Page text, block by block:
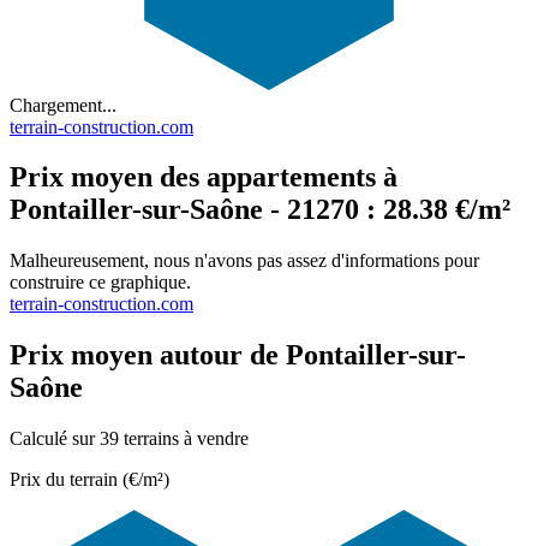
Chargement...
terrain-construction.com
Prix moyen des appartements à
Pontailler-sur-Saône - 21270 : 28.38 €/m²
Malheureusement, nous n'avons pas assez d'informations pour
construire ce graphique.
terrain-construction.com
Prix moyen autour de Pontailler-sur-
Saône
Calculé sur 39 terrains à vendre
Prix du terrain (€/m²)